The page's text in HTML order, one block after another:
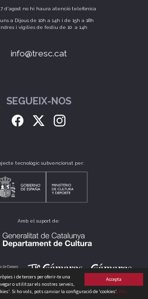
Accepta
i de tercers per oferir-te una
o utilitzar els nostres serveis,
Si ho vols, pots canviar la configuració de 'cookies'. Més
7 d'agost no hi haura atenció telefònica
a Dijous de 10h a 14h i de 15h a 18h
i vigílies de festiu de 10 a 14h
info@tresc.cat
SEGUEIX-NOS
tecnològic subvencionat per:
Amb el suport de: